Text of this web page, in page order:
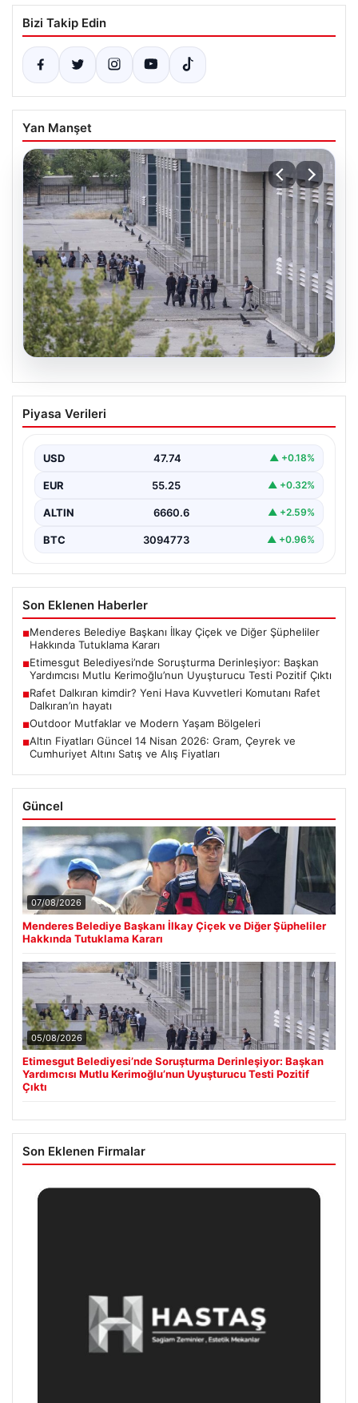
Bizi Takip Edin
Yan Manşet
Etimesgut Belediyesi’nde Soruşturma
Derinleşiyor: Başkan Yardımcısı Mutlu
Çıktı
Ankara Batı Cumhuriyet Başsavcılığı tarafından
yürütülen kapsamlı soruşturma kapsamında Etimesgut
Piyasa Verileri
USD 47.74 ▲ +0.18%
EUR 55.25 ▲ +0.32%
ALTIN 6660.6 ▲ +2.59%
BTC 3094773 ▲ +0.96%
Son Eklenen Haberler
■Menderes Belediye Başkanı İlkay Çiçek ve Diğer Şüpheliler
Hakkında Tutuklama Kararı
■Etimesgut Belediyesi’nde Soruşturma Derinleşiyor: Başkan
Yardımcısı Mutlu Kerimoğlu’nun Uyuşturucu Testi Pozitif Çıktı
■Rafet Dalkıran kimdir? Yeni Hava Kuvvetleri Komutanı Rafet
Dalkıran’ın hayatı
■Outdoor Mutfaklar ve Modern Yaşam Bölgeleri
■Altın Fiyatları Güncel 14 Nisan 2026: Gram, Çeyrek ve
Cumhuriyet Altını Satış ve Alış Fiyatları
Güncel
07/08/2026
Menderes Belediye Başkanı İlkay Çiçek ve Diğer Şüpheliler
Hakkında Tutuklama Kararı
05/08/2026
Etimesgut Belediyesi’nde Soruşturma Derinleşiyor: Başkan
Yardımcısı Mutlu Kerimoğlu’nun Uyuşturucu Testi Pozitif
Çıktı
Son Eklenen Firmalar